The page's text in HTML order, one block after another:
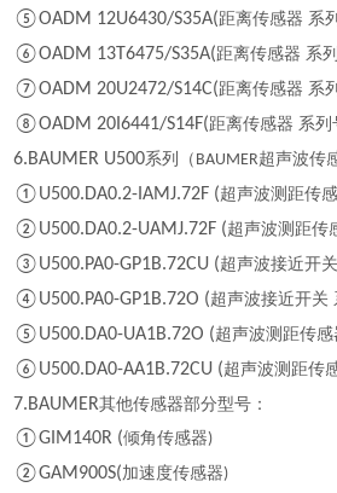
⑤OADM 12U6430/S35A(距离传感器 系
⑥OADM 13T6475/S35A(距离传感器 系
⑦OADM 20U2472/S14C(距离传感器 系
⑧OADM 20I6441/S14F(距离传感器 系列
6.BAUMER U500系列（ BAUMER超声波传
①U500.DA0.2-IAMJ.72F (超声波测距传
②U500.DA0.2-UAMJ.72F (超声波测距传
③U500.PA0-GP1B.72CU (超声波接近开
④U500.PA0-GP1B.72O (超声波接近开关
⑤U500.DA0-UA1B.72O (超声波测距传感
⑥U500.DA0-AA1B.72CU (超声波测距传
7.BAUMER其他传感器部分型号：
①GIM140R (倾角传感器)
②GAM900S(加速度传感器)